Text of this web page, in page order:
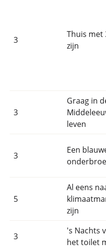
3
Thuis met
zijn
3
Graag in
leven
3
Een
5
Al eens
zijn
3
's Nachts
het toilet